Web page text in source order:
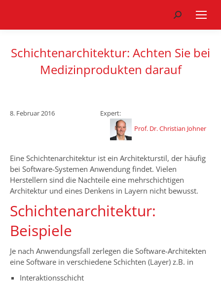
Search:
Schichtenarchitektur: Achten Sie bei
Medizinprodukten darauf
8. Februar 2016
Expert:
Prof. Dr. Christian Johner
Eine Schichtenarchitektur ist ein Architekturstil, der häufig
bei Software-Systemen Anwendung findet. Vielen
Herstellern sind die Nachteile eine mehrschichtigen
Architektur und eines Denkens in Layern nicht bewusst.
Schichtenarchitektur:
Beispiele
Je nach Anwendungsfall zerlegen die Software-Architekten
eine Software in verschiedene Schichten (Layer) z.B. in
Interaktionsschicht